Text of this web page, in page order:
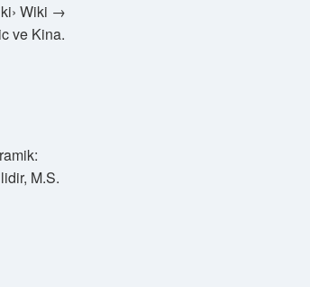
Wiki →
ve Kina.
M.S.